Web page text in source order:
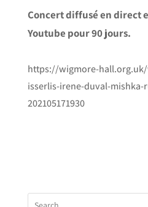
Concert diffusé en direct
Youtube pour 90 jours.
https://wigmore-
isserlis-irene-duval-mishka-
202105171930